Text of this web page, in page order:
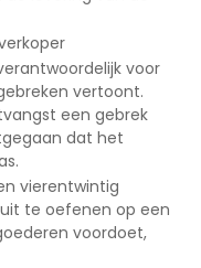
voor
vertoont.
een gebrek
dat het
vierentwintig
te oefenen op een
voordoet,